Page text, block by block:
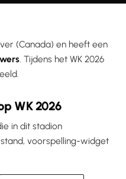
(Canada) en heeft een
. Tijdens het WK 2026
WK 2026
in dit stadion
voorspelling-widget